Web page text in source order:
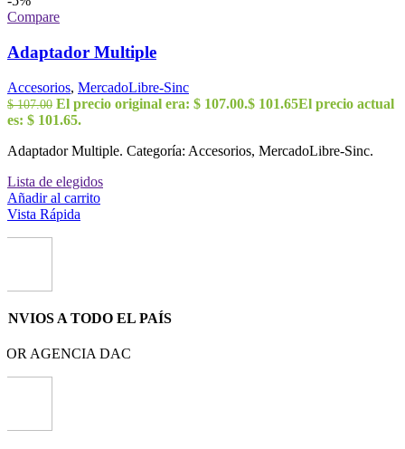
Compare
Adaptador Multiple
Accesorios, MercadoLibre-Sinc
$107.00 El precio original era: $ 107.00.$ 101.65El precio actual
es: $ 101.65.
Adaptador Multiple. Categoría: Accesorios, MercadoLibre-Sinc.
Lista de elegidos
Añadir al carrito
Vista Rápida
A TODO EL PAÍS
AGENCIA DAC